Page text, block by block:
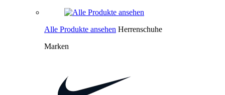
Alle Produkte ansehen Herrenschuhe
Marken